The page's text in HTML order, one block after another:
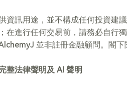
資訊用途，並不構成任何投資建
在進行任何交易前，請務必自行
並非註冊金融顧問。閣
整法律聲明及 AI 聲明